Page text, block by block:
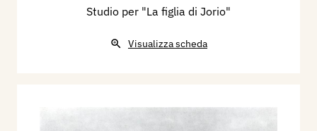
Studio per "La figlia di Jorio"
Visualizza scheda